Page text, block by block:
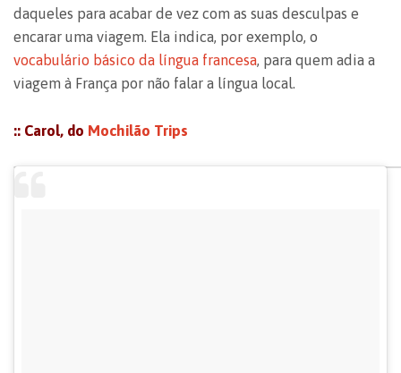
daqueles para acabar de vez com as suas desculpas e
encarar uma viagem. Ela indica, por exemplo, o
vocabulário básico da língua francesa, para quem adia a
viagem à França por não falar a língua local.
:: Carol, do Mochilão Trips